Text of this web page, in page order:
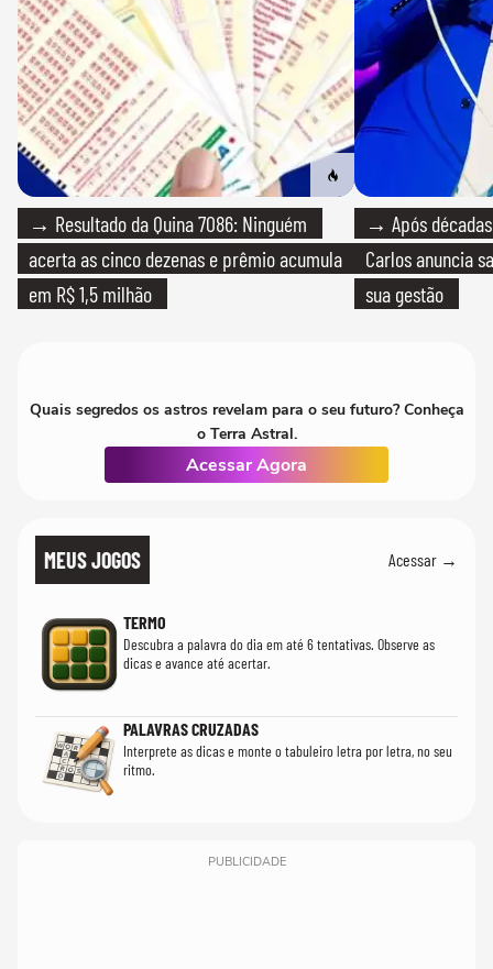
→ Resultado da Quina 7086: Ninguém
acerta as cinco dezenas e prêmio acumula
em R$ 1,5 milhão
→ Após
Carlos anuncia
sua gestão
Quais segredos os astros revelam para o seu futuro? Conheça
o Terra Astral.
Acessar Agora
MEUS JOGOS Acessar →
TERMO
Descubra a palavra do dia em até 6 tentativas. Observe as
dicas e avance até acertar.
PALAVRAS CRUZADAS
Interprete as dicas e monte o tabuleiro letra por letra, no seu
ritmo.
PUBLICIDADE